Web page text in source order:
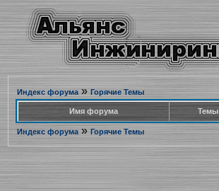
Индекс форума» Горячие Темы
Имя форума Темы
Индекс форума» Горячие Темы